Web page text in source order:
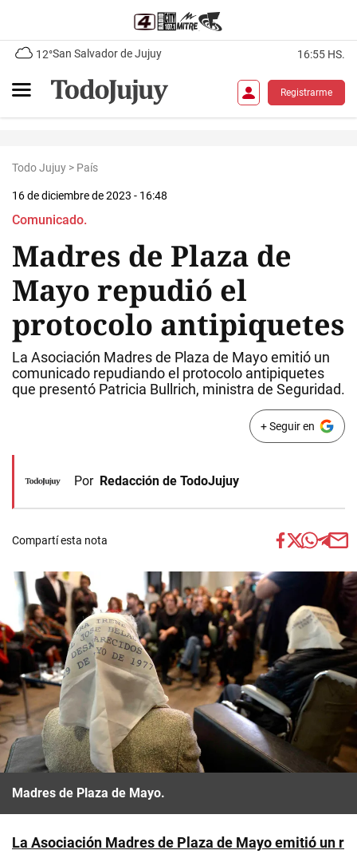
12°San Salvador de Jujuy 16:55 HS.
Registrarme
Todo Jujuy > País
16 de diciembre de 2023 - 16:48
Comunicado.
Madres de Plaza de
Mayo repudió el
protocolo antipiquetes
La Asociación Madres de Plaza de Mayo emitió un
comunicado repudiando el protocolo antipiquetes
que presentó Patricia Bullrich, ministra de Seguridad.
+ Seguir en
Por Redacción de TodoJujuy
Compartí esta nota
Madres de Plaza de Mayo.
La Asociación Madres de Plaza de Mayo emitió un r